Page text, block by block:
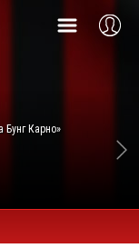
Бунг Карно»